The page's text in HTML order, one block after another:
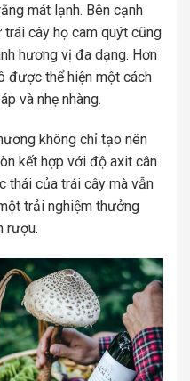
mát lạnh. Bên cạnh
cây họ cam quýt cũng
hương vị đa dạng. Hơn
được thể hiện một cách
và nhẹ nhàng.
không chỉ tạo nên
kết hợp với độ axit cân
thái của trái cây mà vẫn
trải nghiệm thưởng
rượu.